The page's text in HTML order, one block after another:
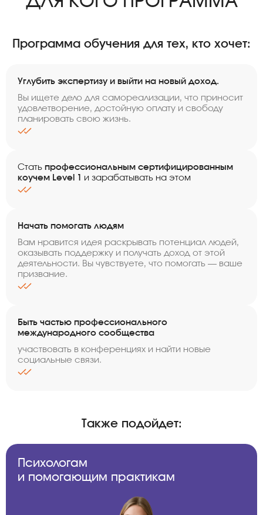
Программа обучения для тех, кто хочет:
Углубить экспертизу и выйти на новый доход.
Вы ищете дело для самореализации, что приносит
удовлетворение, достойную оплату и свободу
планировать свою жизнь.
Стать профессиональным сертифицированным
коучем Level 1 и зарабатывать на этом
Начать помогать людям
Вам нравится идея раскрывать потенциал людей,
оказывать поддержку и получать доход от этой
деятельности. Вы чувствуете, что помогать — ваше
призвание.
Быть частью профессионального
международного сообщества
участвовать в конференциях и найти новые
социальные связи.
Также подойдет:
Психологам
и помогающим практикам